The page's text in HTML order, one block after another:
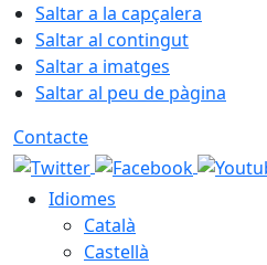
Saltar a la capçalera
Saltar al contingut
Saltar a imatges
Saltar al peu de pàgina
Contacte
Idiomes
Català
Castellà